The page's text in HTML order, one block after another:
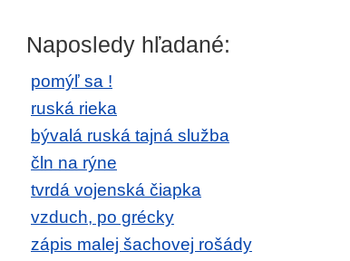
Naposledy hľadané:
pomýľ sa !
ruská rieka
bývalá ruská tajná služba
čln na rýne
tvrdá vojenská čiapka
vzduch, po grécky
zápis malej šachovej rošády